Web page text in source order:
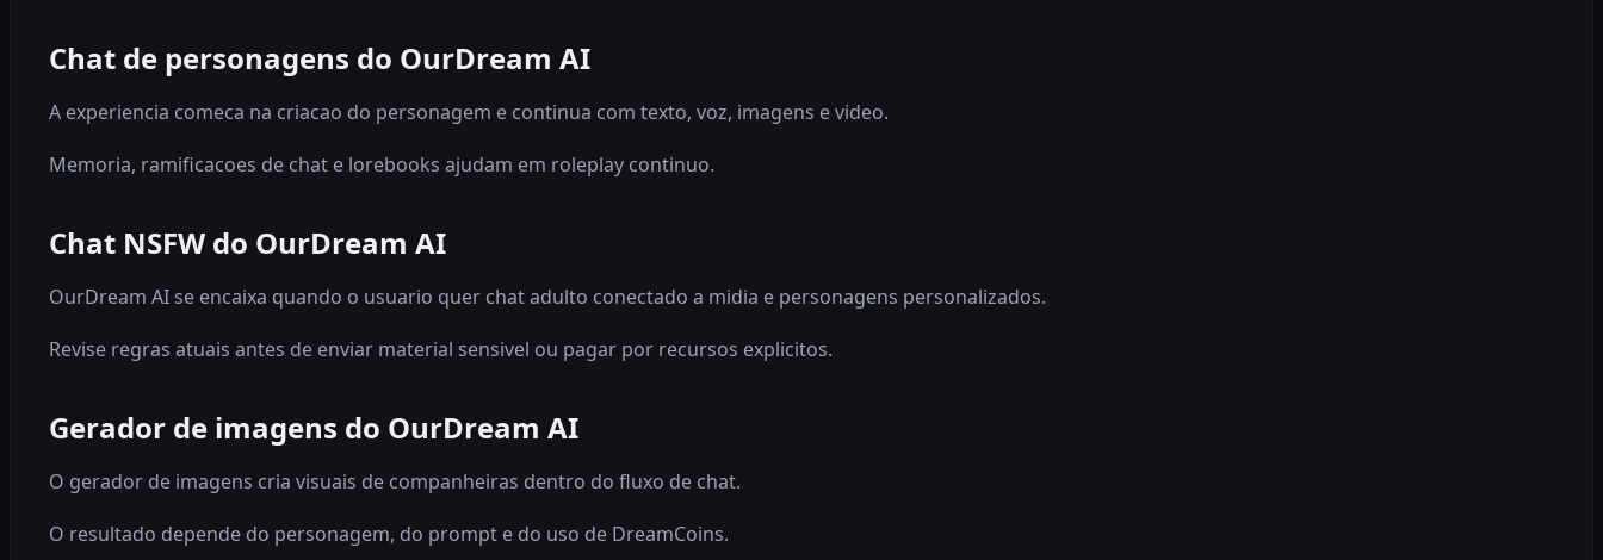
Chat de personagens do OurDream AI
A experiencia comeca na criacao do personagem e continua com texto, voz, imagens e video.
Memoria, ramificacoes de chat e lorebooks ajudam em roleplay continuo.
Chat NSFW do OurDream AI
OurDream AI se encaixa quando o usuario quer chat adulto conectado a midia e personagens personalizados.
Revise regras atuais antes de enviar material sensivel ou pagar por recursos explicitos.
Gerador de imagens do OurDream AI
O gerador de imagens cria visuais de companheiras dentro do fluxo de chat.
O resultado depende do personagem, do prompt e do uso de DreamCoins.